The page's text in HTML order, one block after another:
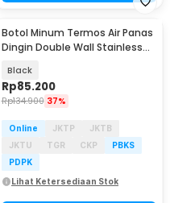
Botol Minum Termos Air Panas
Dingin Double Wall Stainless
Black
Rp85.200
Rp134.900 37%
Online JKTP
JKTB
JKTU
TGR CKP
PBKS
PDPK
Lihat Ketersediaan Stok